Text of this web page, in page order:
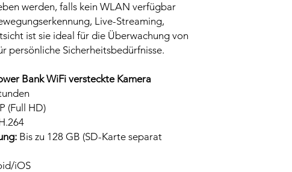
werden, falls kein WLAN verfügbar
Live-Streaming,
ist sie ideal für die Überwachung von
persönliche Sicherheitsbedürfnisse.
Bank WiFi versteckte Kamera
(Full HD)
Bis zu 128 GB (SD-Karte separat
iOS